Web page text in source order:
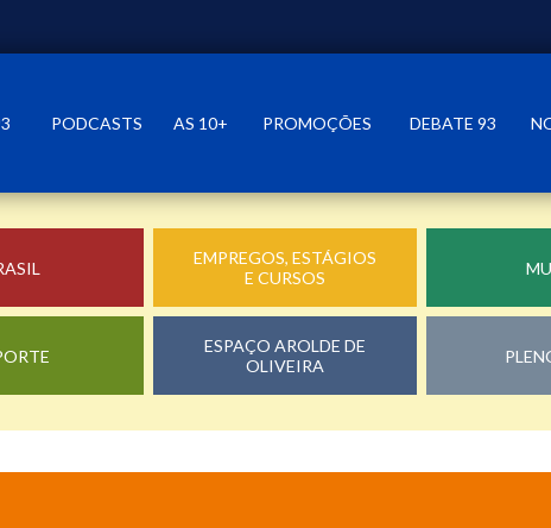
PODCASTS AS 10+ PROMOÇÕES DEBATE 93
EMPREGOS, ESTÁGIOS
E CURSOS
ESPAÇO AROLDE DE
OLIVEIRA